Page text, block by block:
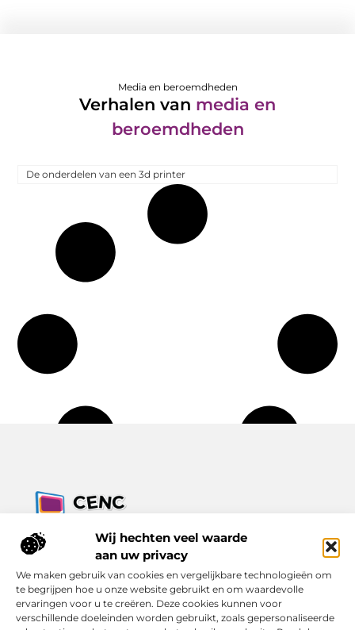
Wij hechten veel waarde
aan uw privacy
We maken gebruik van cookies en vergelijkbare technologieën om
te begrijpen hoe u onze website gebruikt en om waardevolle
ervaringen voor u te creëren. Deze cookies kunnen voor
verschillende doeleinden worden gebruikt, zoals gepersonaliseerde
Media en beroemdheden
Verhalen van media en
beroemdheden
De onderdelen van een 3d printer
Jouw bron voor inzichten, tips en nieuws uit de digitale
Ontdek alles wat je moet weten over het dagelijks leven, met
een focus op praktische adviezen en actuele trends.
Bericht categorie